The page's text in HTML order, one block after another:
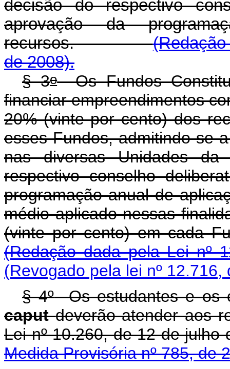
decisão do respectivo
aprovação da
recursos.(Redação
de 2008).
§ 3oOs Fundos
financiar empreendimentos
20% (vinte por cento) dos
esses Fundos, admitindo-se
nas diversas Unidades da
respectivo conselho
programação anual de
médio aplicado nessas
(vinte por cento) em
(Redação dada pela Lei nº
(Revogado pela lei nº 12.716,
§ 4ºOs estudantes e os
caputdeverão atender aos
Lei nº10.260, de 12
Medida Provisória nº 785, de